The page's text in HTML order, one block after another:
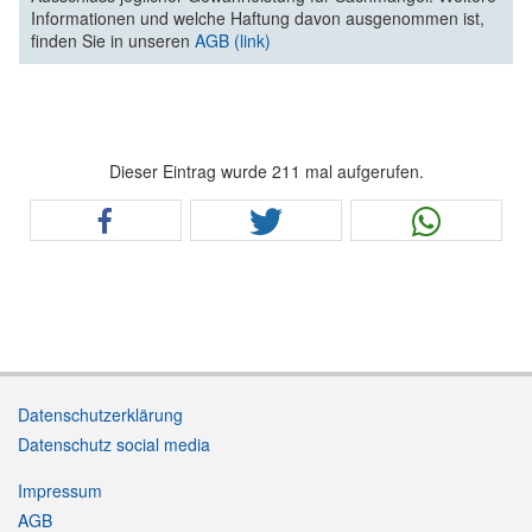
Informationen und welche Haftung davon ausgenommen ist,
finden Sie in unseren AGB (link)
Dieser Eintrag wurde 211 mal aufgerufen.
Datenschutzerklärung
Datenschutz social media
Impressum
AGB